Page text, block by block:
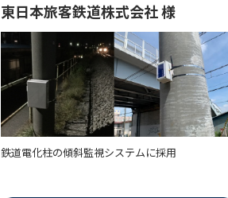
東日本旅客鉄道株式会社 様
鉄道電化柱の傾斜監視システムに採用